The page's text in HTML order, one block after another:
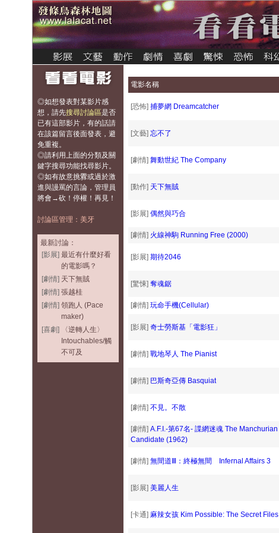
◎如想發表對某影片感
想， 請先搜尋討論區是否
已有這部影片，有的話請
在該篇留言後面發表，避
免重複。
◎請利用上面的分類及關
鍵字搜尋功能找尋影片。
◎如有故意挑釁或過於激
進與謾罵的言論，管理員
將會→砍！停權！再見！
討論區管理：美牙
最新討論：
[影展] 最近有什麼好看
的電影嗎？
[劇情] 天下無賊
[劇情] 張越桂
[劇情] 領跑人 (Pace
maker)
[喜劇]
〈逆轉人生〉
Intouchables/觸
不可及
電影名稱
[恐怖] 捕夢網 Dreamcatcher
[文藝] 忘不了
[劇情] 舞動世紀 The Company
[動作] 天下無賊
[影展] 偶然與巧合
[劇情] 火線神駒 Running Free (2000)
[影展] 期待2046
[驚悚] 奪魂鋸
[劇情] 玩命手機(Cellular)
[影展] 奇士勞斯基「電影狂」
[劇情] 戰地琴人 The Pianist
[劇情] 巴斯奇亞傳 Basquiat
[劇情] 不見。不散
[劇情] A.F.I.-第67名- 諜網迷魂 The Manchurian
Candidate (1962)
[劇情] 無間道Ⅲ：終極無間 Infernal Affairs 3
[影展] 美麗人生
[卡通] 麻辣女孩 Kim Possible: The Secret Files